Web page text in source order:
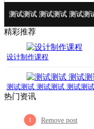
设计制作课程
测试测试 测试测试 测试测
测试测试 测试测试 测试测
测试测试 测试测试 测试测
测试测试 测试测试 测试测
精彩推荐
设计制作课程
测试测试 测试测试 测试测
热门资讯
1 Remove post